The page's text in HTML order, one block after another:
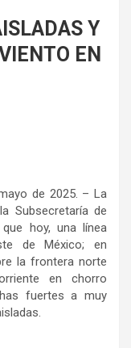
Y
EN
de 2025. – La
Subsecretaría de
hoy, una línea
de México; en
la frontera norte
en chorro
fuertes a muy